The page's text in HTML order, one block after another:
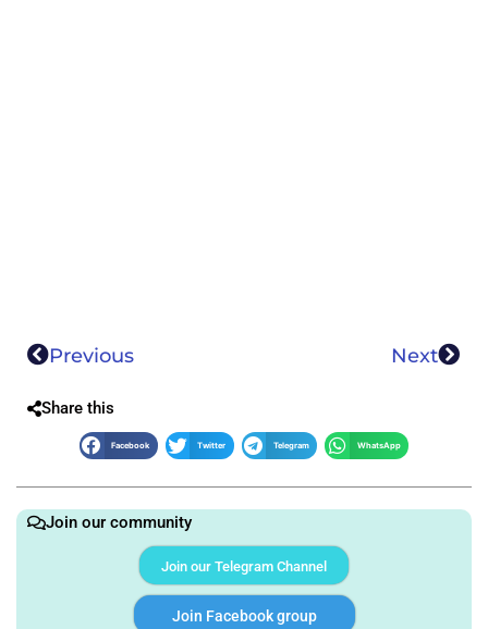
Previous Next
Share this
Facebook Twitter Telegram WhatsApp
Join our community
Join our Telegram Channel
Join Facebook group